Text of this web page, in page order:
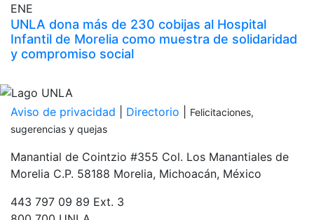
ENE
UNLA dona más de 230 cobijas al Hospital
Infantil de Morelia como muestra de solidaridad
y compromiso social
Aviso de privacidad Directorio
Felicitaciones,
sugerencias y quejas
Manantial de Cointzio #355 Col. Los Manantiales de
Morelia C.P. 58188 Morelia, Michoacán, México
443 797 09 89 Ext. 3